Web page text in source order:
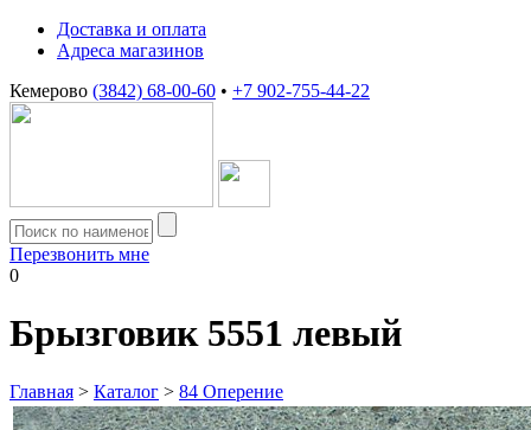
Доставка и оплата
Адреса магазинов
Кемерово (3842) 68-00-60 • +7 902-755-44-22
Перезвонить мне
0
Брызговик 5551 левый
Главная > Каталог > 84 Оперение